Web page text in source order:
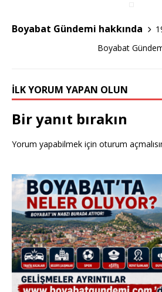
o
Boyabat Gündemi hakkında
Boyabat
İLK YORUM YAPAN OLUN
Bir yanıt bırakın
Yorum yapabilmek için oturum